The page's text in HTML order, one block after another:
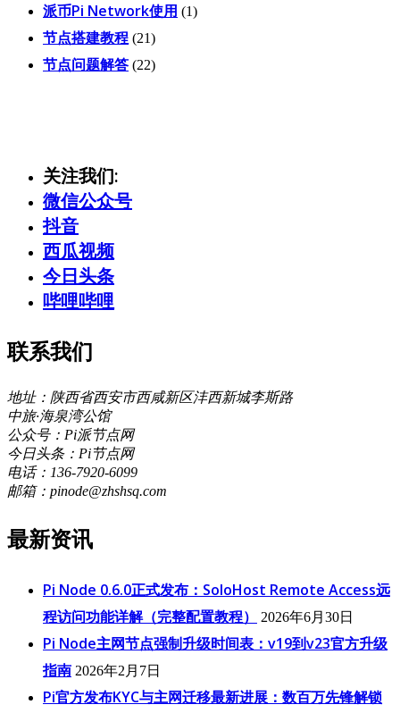
派币Pi Network使用 (1)
节点搭建教程 (21)
节点问题解答 (22)
关注我们:
微信公众号
抖音
西瓜视频
今日头条
哔哩哔哩
联系我们
地址：陕西省西安市西咸新区沣西新城李斯路
中旅·海泉湾公馆
公众号：Pi派节点网
今日头条：Pi节点网
电话：136-7920-6099
邮箱：pinode@zhshsq.com
最新资讯
Pi Node 0.6.0正式发布：SoloHost Remote Access远
程访问功能详解（完整配置教程）
2026年6月30日
Pi Node主网节点强制升级时间表：v19到v23官方升级
指南 2026年2月7日
Pi官方发布KYC与主网迁移最新进展：数百万先锋解锁